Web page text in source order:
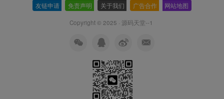
友链申请 免责声明 关于我们 广告合作 网站地图
Copyright © 2025 · 源码天堂--1